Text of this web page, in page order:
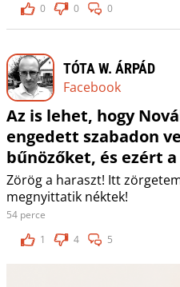
0
0 0
TÓTA W. ÁRPÁD
Facebook
Az is lehet, hogy
engedett szabadon
bűnözőket, és ezért
Zörög a haraszt! Itt
megnyittatik néktek!
54 perce
1
4 5